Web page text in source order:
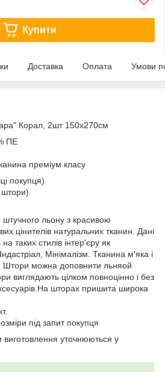
Купити
Доставка Оплата Умови
Корал, 2шт 150х270см
ПЕ
преміум класу
покупця)
штучного льону з красивою
цінителів натуральних тканин. Дані
таких стилів інтер'єру як
Мінімалізм. Тканина м'яка і
Штори можна доповнити льняой
виглядають цілком повноцінно і без
шторах пришита широка
під запит покупця
уточнюються у